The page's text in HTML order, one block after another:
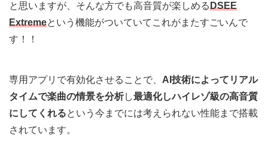
と思いますが、そんな方でも高音質が楽しめるDSEE
Extremeという機能がついていてこれがまたすごいんで
す！！
専用アプリで有効化させることで、 AI技術によってリアル
タイムで楽曲の情景を分析し最適化しハイレゾ級の高音質
にしてくれるという今までには考えられない性能まで搭載
されています。